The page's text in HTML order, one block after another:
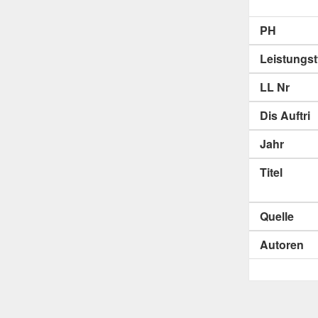
PH
LL Nr
Dis Auftri
Jahr
Titel
Quelle
Autoren